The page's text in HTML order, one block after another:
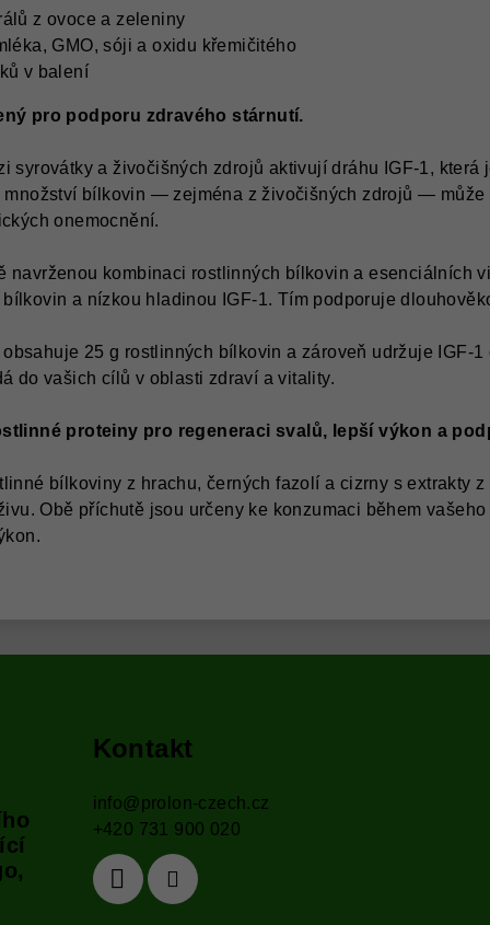
z ovoce a zeleniny
GMO, sóji a oxidu křemičitého
v balení
pro podporu zdravého stárnutí.
syrovátky a živočišných zdrojů aktivují dráhu IGF-1,
množství bílkovin — zejména z živočišných zdrojů —
onemocnění.
navrženou kombinaci rostlinných bílkovin a esenciálních
a nízkou hladinou IGF-1. Tím podporuje
obsahuje 25 g rostlinných bílkovin a zároveň udržuje IGF-
do vašich cílů v oblasti zdraví a vitality.
proteiny pro regeneraci svalů, lepší výkon a
bílkoviny z hrachu, černých fazolí a cizrny s extrakty
Obě příchutě jsou určeny ke konzumaci během
Kontakt
info@prolon-czech.cz
+420 731 900 020